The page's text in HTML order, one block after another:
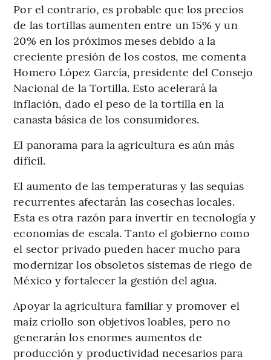
Por el contrario, es probable que los precios
de las tortillas aumenten entre un 15% y un
20% en los próximos meses debido a la
creciente presión de los costos, me comenta
Homero López García, presidente del Consejo
Nacional de la Tortilla. Esto acelerará la
inflación, dado el peso de la tortilla en la
canasta básica de los consumidores.
El panorama para la agricultura es aún más
difícil.
El aumento de las temperaturas y las sequías
recurrentes afectarán las cosechas locales.
Esta es otra razón para invertir en tecnología y
economías de escala. Tanto el gobierno como
el sector privado pueden hacer mucho para
modernizar los obsoletos sistemas de riego de
México y fortalecer la gestión del agua.
Apoyar la agricultura familiar y promover el
maíz criollo son objetivos loables, pero no
generarán los enormes aumentos de
producción y productividad necesarios para